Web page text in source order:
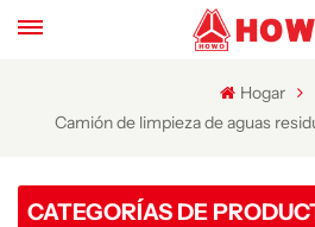
Hogar
Camión de limpieza de aguas
CATEGORÍAS DE